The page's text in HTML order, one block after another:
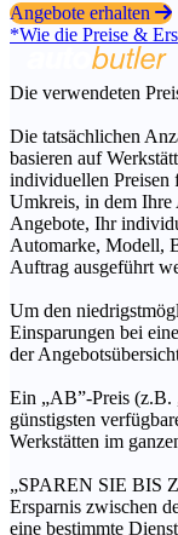
Angebote erhalten
*Wie die Preise &
Die verwendeten
Die tatsächlichen
basieren auf
individuellen Preisen
Umkreis, in dem
Angebote, Ihr
Automarke, Modell,
Auftrag ausgeführt
Um den
Einsparungen bei
der
Ein „AB”-Preis (z.B.
günstigsten
Werkstätten im
„SPAREN SIE BIS
Ersparnis zwischen
eine bestimmte